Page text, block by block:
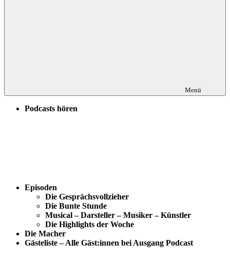
Menü
Podcasts hören
Episoden
Die Gesprächsvollzieher
Die Bunte Stunde
Musical – Darsteller – Musiker – Künstler
Die Highlights der Woche
Die Macher
Gästeliste – Alle Gäst:innen bei Ausgang Podcast